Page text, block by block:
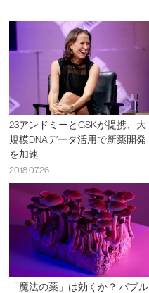
23アンドミーとGSKが提携、大
規模DNAデータ活用で新薬開発
を加速
2018.07.26
「魔法の薬」は効くか？ バブル